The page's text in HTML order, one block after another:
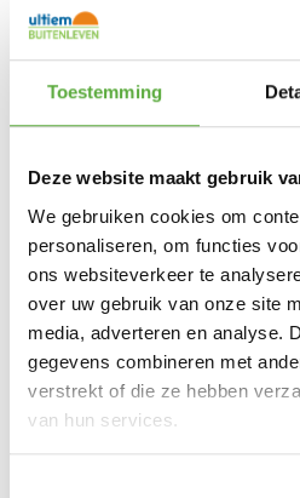
Toestemming
Deze website maakt gebruik
We gebruiken cookies om
personaliseren, om functies
ons websiteverkeer te
over uw gebruik van onze site
media, adverteren en analyse.
gegevens combineren met
verstrekt of die ze hebben
van hun services.
Gratis verzending vanaf
Achteraf betalen mogelijk
Snelle verzending & levering
Kopersbescherming met
CategorieënActie
Gratis verzending vanaf
Achteraf betalen mogelijk
Kopersbescherming met